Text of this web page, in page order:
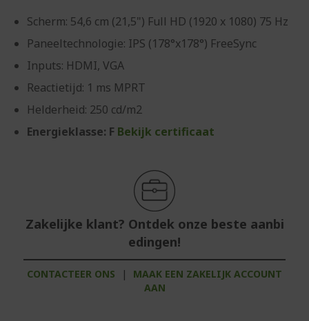
Scherm: 54,6 cm (21,5") Full HD (1920 x 1080) 75 Hz
Paneeltechnologie: IPS (178°x178°) FreeSync
Inputs: HDMI, VGA
Reactietijd: 1 ms MPRT
Helderheid: 250 cd/m2
Energieklasse: F Bekijk certificaat
Zakelijke klant? Ontdek onze beste aanbi
edingen!
CONTACTEER ONS |
MAAK EEN ZAKELIJK ACCOUNT
AAN